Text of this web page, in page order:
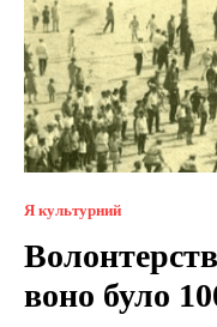
Я культурний
воно було